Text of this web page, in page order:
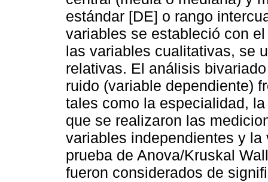
estándar [DE] o rango
variables se estableció con
las variables cualitativas, se
relativas. El análisis
ruido (variable dependiente)
tales como la especialidad,
que se realizaron las
variables independientes y
prueba de Anova/Kruskal
fueron considerados de